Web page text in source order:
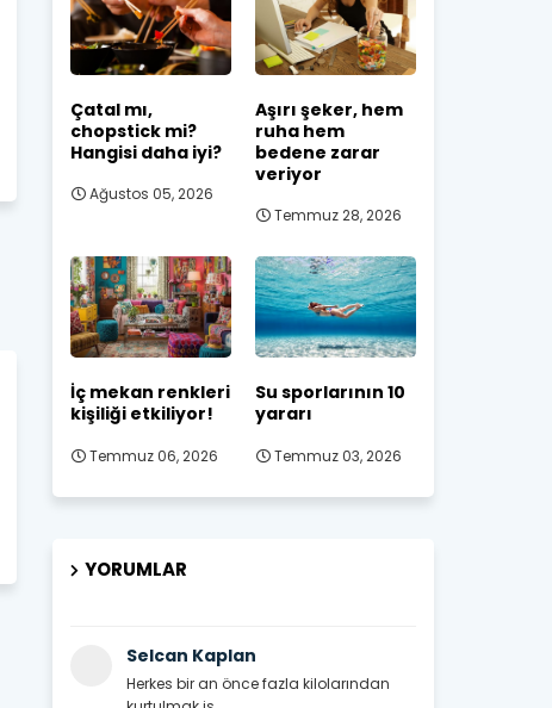
Çatal mı,
chopstick mi?
Hangisi daha iyi?
Ağustos 05, 2026
Aşırı şeker, hem
ruha hem
bedene zarar
veriyor
Temmuz 28, 2026
İç mekan renkleri
kişiliği etkiliyor!
Temmuz 06, 2026
Su sporlarının 10
yararı
Temmuz 03, 2026
YORUMLAR
Selcan Kaplan
Herkes bir an önce fazla kilolarından